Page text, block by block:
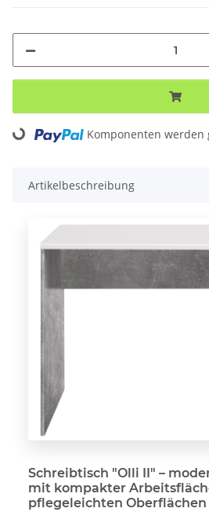
Loading... Komponenten werden
Artikelbeschreibung
Schreibtisch "Olli II" –
mit kompakter
pflegeleichten Oberflächen